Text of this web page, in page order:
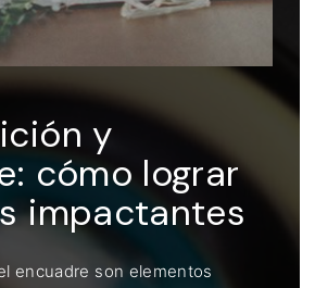
y
cómo lograr
impactantes
encuadre son elementos